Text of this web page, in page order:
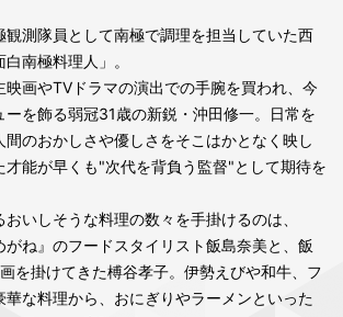
観測隊員として南極で調理を担当していた西
南極料理人」。
映画やTVドラマの演出での手腕を買われ、今
ーを飾る弱冠31歳の新鋭・沖田修一。日常を
のおかしさや優しさをそこはかとなく映し
才能が早くも"次代を背負う監督"として期待を
いしそうな料理の数々を手掛けるのは、
がね』のフードスタイリスト飯島奈美と、飯
を掛けてきた榑谷孝子。伊勢えびや和牛、フ
華な料理から、おにぎりやラーメンといった